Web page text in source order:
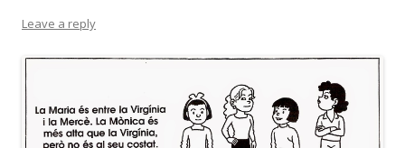
Leave a reply